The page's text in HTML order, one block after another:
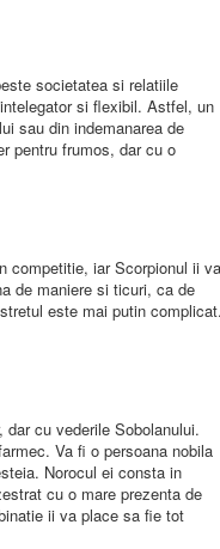
societatea si relatiile
si flexibil. Astfel, un
sau din indemanarea de
pentru frumos, dar cu o
competitie, iar Scorpionul ii va
de maniere si ticuri, ca de
este mai putin
cu vederile Sobolanului.
Va fi o persoana nobila
Norocul ei consta in
cu o mare prezenta de
ii va place sa fie tot